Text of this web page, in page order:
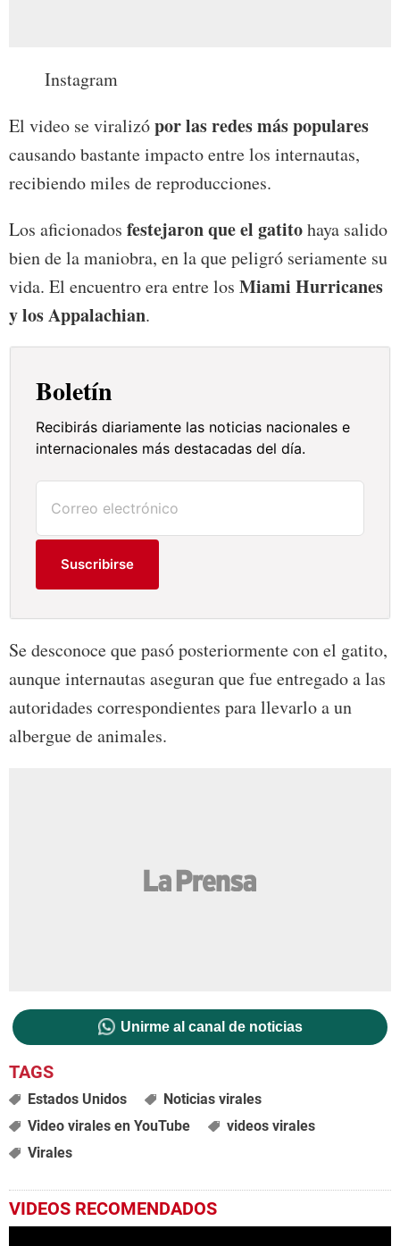
Instagram
El video se viralizópor las redes más populares
causando bastante impacto entre los internautas,
recibiendo miles de reproducciones.
Los aficionados festejaron que el gatitohaya salido
bien de la maniobra, en la que peligró seriamente su
vida. El encuentro era entre los Miami Hurricanes
y los Appalachian.
Boletín
Recibirás diariamente las noticias nacionales e
internacionales más destacadas del día.
Suscribirse
Se desconoce que pasó posteriormente con el gatito,
aunque internautas aseguran que fue entregado a las
autoridades correspondientes para llevarlo a un
albergue de animales.
Unirme al canal de noticias
Estados Unidos
Noticias virales
Video virales en YouTube
videos virales
Virales
VIDEOS RECOMENDADOS